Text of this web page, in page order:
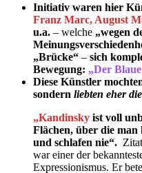
Initiativ waren hier
Franz Marc, August
u.a. – welche „wegen
„Brücke“ – sich
Bewegung: „Der
Diese Künstler
sondern liebten eher
„Kandinsky ist voll
Flächen, über die
und schlafen nie“.
war einer der
Expressionismus. Er